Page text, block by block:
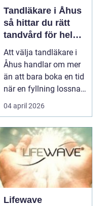
Tandläkare i Åhus
så hittar du rätt
tandvård för hela
familjen
Att välja tandläkare i
Åhus handlar om mer
än att bara boka en tid
när en fyllning lossnar
eller en ...
04 april 2026
Lifewave